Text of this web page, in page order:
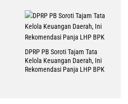
DPRP PB Soroti Tajam Tata
Kelola Keuangan Daerah, Ini
Rekomendasi Panja LHP BPK